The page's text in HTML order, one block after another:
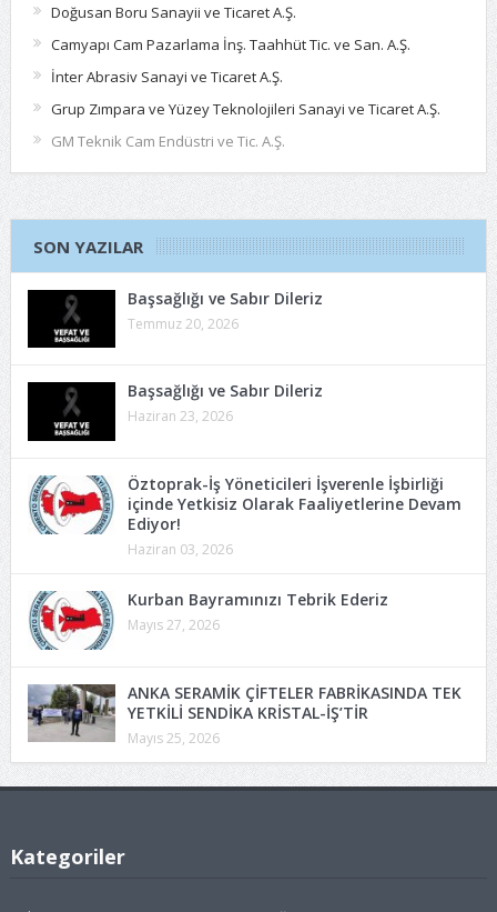
Doğusan Boru Sanayii ve Ticaret A.Ş.
Camyapı Cam Pazarlama İnş. Taahhüt Tic. ve San. A.Ş.
İnter Abrasiv Sanayi ve Ticaret A.Ş.
Grup Zımpara ve Yüzey Teknolojileri Sanayi ve Ticaret A.Ş.
GM Teknik Cam Endüstri ve Tic. A.Ş.
SON YAZILAR
Başsağlığı ve Sabır Dileriz
Temmuz 20, 2026
Başsağlığı ve Sabır Dileriz
Haziran 23, 2026
Öztoprak-İş Yöneticileri İşverenle İşbirliği
içinde Yetkisiz Olarak Faaliyetlerine Devam
Ediyor!
Haziran 03, 2026
Kurban Bayramınızı Tebrik Ederiz
Mayıs 27, 2026
ANKA SERAMİK ÇİFTELER FABRİKASINDA TEK
YETKİLİ SENDİKA KRİSTAL-İŞ’TİR
Mayıs 25, 2026
Kategoriler